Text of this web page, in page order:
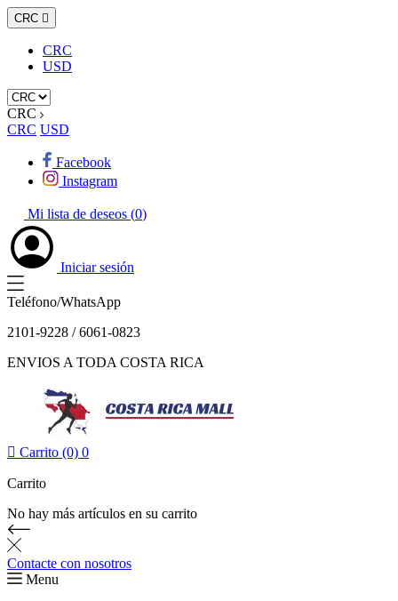
CRC 
CRC
USD
CRC
CRC USD
Facebook
Instagram
Mi lista de deseos (0)
Iniciar sesión
Teléfono/WhatsApp
2101-9228 / 6061-0823
ENVIOS A TODA COSTA RICA
 Carrito (0) 0
Carrito
No hay más artículos en su carrito
Contacte con nosotros
Menu